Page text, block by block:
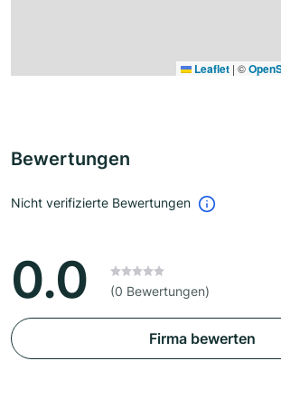
Leaflet | ©
Bewertungen
Nicht verifizierte Bewertungen
0.0 (0 Bewertungen)
Firma bewerten